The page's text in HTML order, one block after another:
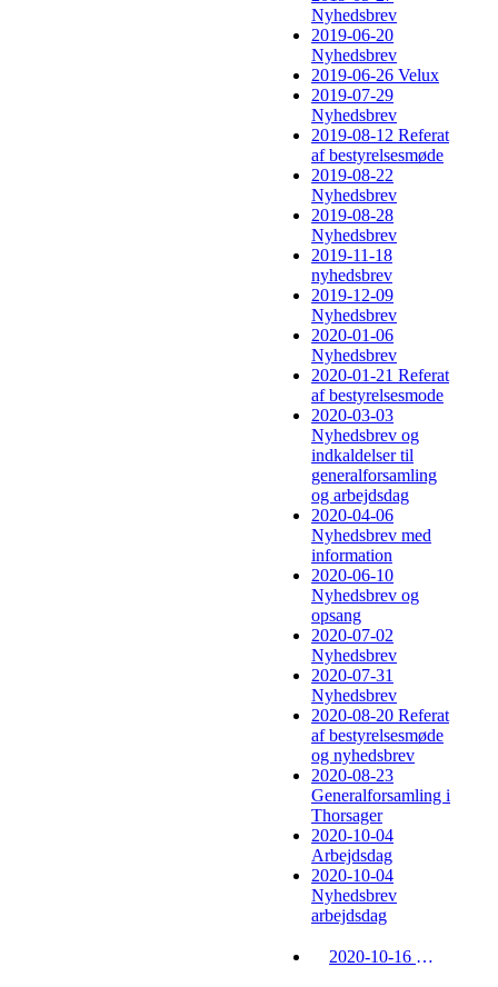
Nyhedsbrev
2019-06-20
Nyhedsbrev
2019-06-26 Velux
2019-07-29
Nyhedsbrev
2019-08-12 Referat
af bestyrelsesmøde
2019-08-22
Nyhedsbrev
2019-08-28
Nyhedsbrev
2019-11-18
nyhedsbrev
2019-12-09
Nyhedsbrev
2020-01-06
Nyhedsbrev
2020-01-21 Referat
af bestyrelsesmode
2020-03-03
Nyhedsbrev og
indkaldelser til
generalforsamling
og arbejdsdag
2020-04-06
Nyhedsbrev med
information
2020-06-10
Nyhedsbrev og
opsang
2020-07-02
Nyhedsbrev
2020-07-31
Nyhedsbrev
2020-08-20 Referat
af bestyrelsesmøde
og nyhedsbrev
2020-08-23
Generalforsamling i
Thorsager
2020-10-04
Arbejdsdag
2020-10-04
Nyhedsbrev
arbejdsdag
2020-10-16 Nyhedsbrev